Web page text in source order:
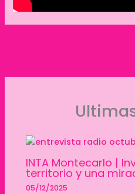
INTA Montecarlo |
territorio y una
05/12/2025